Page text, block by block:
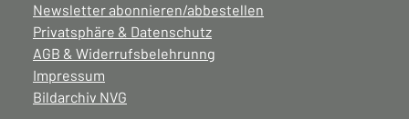
Newsletter abonnieren/abbestellen
Privatsphäre & Datenschutz
AGB & Widerrufsbelehrunng
Impressum
Bildarchiv NVG